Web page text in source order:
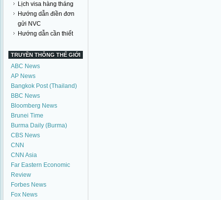
Lịch visa hàng tháng
Hướng dẫn điền đơn
gửi NVC
Hướng dẫn cần thiết
TRUYỀN THÔNG THẾ GIỚI
ABC News
AP News
Bangkok Post (Thailand)
BBC News
Bloomberg News
Brunei Time
Burma Daily (Burma)
CBS News
CNN
CNN Asia
Far Eastern Economic
Review
Forbes News
Fox News